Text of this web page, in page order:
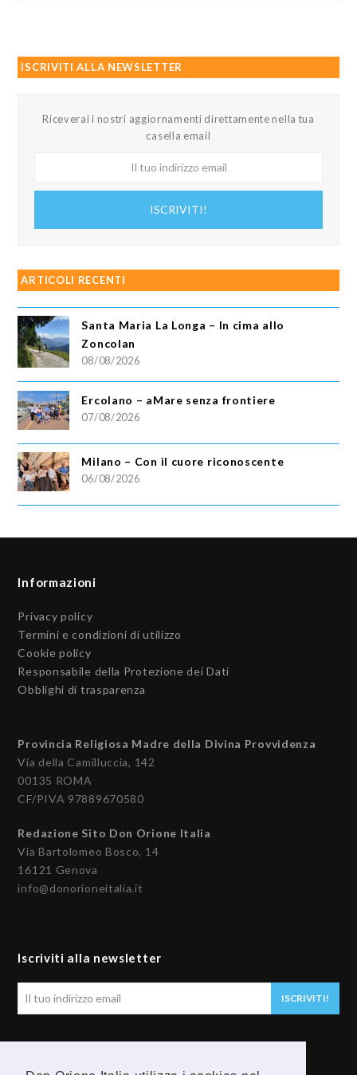
ISCRIVITI ALLA NEWSLETTER
Riceverai i nostri aggiornamenti direttamente nella tua
casella email
ISCRIVITI!
ARTICOLI RECENTI
Santa Maria La Longa – In cima allo
Zoncolan
08/08/2026
Ercolano – aMare senza frontiere
07/08/2026
Milano – Con il cuore riconoscente
06/08/2026
Informazioni
Privacy policy
Termini e condizioni di utilizzo
Cookie policy
Responsabile della Protezione dei Dati
Obblighi di trasparenza
Provincia Religiosa Madre della Divina Provvidenza
Via della Camilluccia, 142
00135 ROMA
CF/PIVA 97889670580
Redazione Sito Don Orione Italia
Via Bartolomeo Bosco, 14
16121 Genova
info@donorioneitalia.it
Iscriviti alla newsletter
ISCRIVITI!